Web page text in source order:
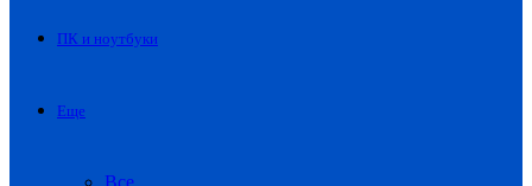
ПК и ноутбуки
Еще
Все